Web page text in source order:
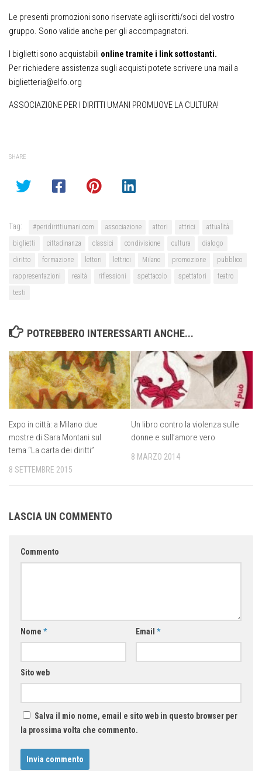
Le presenti promozioni sono riservate agli iscritti/soci del vostro
gruppo. Sono valide anche per gli accompagnatori.
I biglietti sono acquistabili online tramite i link sottostanti.
Per richiedere assistenza sugli acquisti potete scrivere una mail a
biglietteria@elfo.org
ASSOCIAZIONE PER I DIRITTI UMANI PROMUOVE LA CULTURA!
SHARE
Tag: #peridirittiumani.com associazione attori attrici
attualità
biglietti
cittadinanza classici condivisione cultura
dialogo
diritto
formazione lettori lettrici Milano promozione
pubblico
rappresentazioni
realtà riflessioni spettacolo spettatori
teatro
testi
POTREBBERO INTERESSARTI ANCHE...
Expo in città: a Milano due
mostre di Sara Montani sul
tema “La carta dei diritti”
8 SETTEMBRE 2015
Un libro contro la violenza sulle
donne e sull’amore vero
8 MARZO 2014
LASCIA UN COMMENTO
Commento
Nome * Email *
Sito web
Salva il mio nome, email e sito web in questo browser per
la prossima volta che commento.